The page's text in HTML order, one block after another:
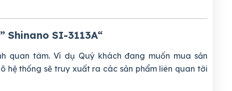
Shinano SI-3113A“
quan tâm. Ví dụ Quý khách đang muốn mua sản
hệ thống sẽ truy xuất ra các sản phẩm liên quan tới